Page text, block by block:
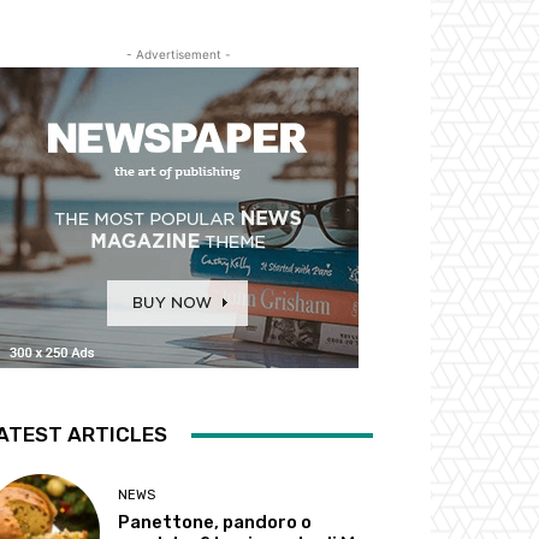
- Advertisement -
ARTICLES
NEWS
Panettone, pandoro o